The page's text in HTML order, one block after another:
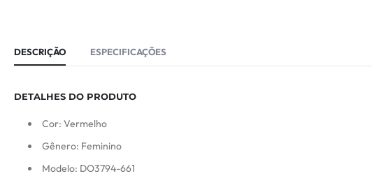
DESCRIÇÃO ESPECIFICAÇÕES
DETALHES DO PRODUTO
Cor: Vermelho
Gênero: Feminino
Modelo: DO3794-661